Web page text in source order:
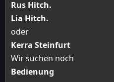
Rus Hitch.
Lia Hitch.
oder
Kerra Steinfurt
Wir suchen noch
Bedienung